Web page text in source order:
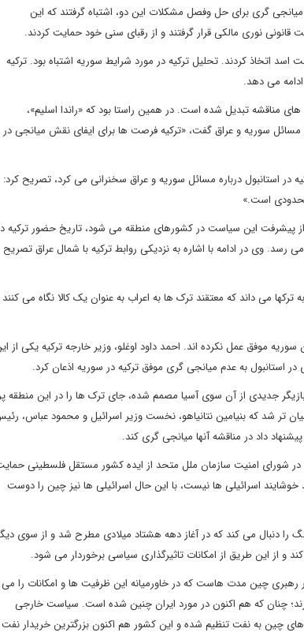
گری برای حل وفصل مشکلات این دو، اشتباه گرفتند که این
قانونی نوری مالکی قرار گرفتند و از رقبای سنی خود حمایت کردند.
اتخاذ کردند. تحلیل ترکیه در مورد شرایط سوریه اشتباه بود. ترکیه
می دهد.
مناقشه تبدیل شده است. در همین راستا بود که «راندا اسلیم»،
مسائل سوریه و عراق گفت، «ترکیه فرصت ها برای ایفای نقش میانجی در
در استانبول درباره مسائل سوریه و عراق سخنرانی می کرد، تصریح کرد:
است.»
از پیشرفت این سیاست در کشورهای منطقه می شود، تاریخ حضور ترکیه
وی در ادامه با اشاره به نزدیکی روابط ترکیه با شمال عراق تصریح
می داند که معتقند ترک ها به اعراب به عنوان یک کالا نگاه می
موفق عمل نکرده اند. احمد داود اوغلو، وزیر خارجه ترکیه یکی از
استانبول به عدم میانجی گری موفق ترکیه در سوریه اذعان کرد.
جدیدی از آن سوی آسیا مصمم شده، جای ترک ها را در این منطقه پر
شد که بنیامین نتانیاهو، نخست وزیر اسرائیل و محمود عباس،
داد در مناقشه آنها میانجی گری کند.
شورای امنیت سازمان ملل متحد از ایده کشور مستقل فلسطینی
اسرائیلی ها نیست، با این حال اسرائیلی ها نیز چین را دوست
دنبال می کند که در آغاز دهه هشتاد میلادی مطرح شد و از سوی
و از این طریق از امکانات تاثیرگذاری سیاسی برخوردار می شود.
در رهبری چین مدت هاست که در خاورمیانه این ظرفیت ها و امکانات را می
چنان که هم اکنون در مورد ایران چنین شده است. سیاست خارجی
چین به نفت تنظیم شده و این کشور هم اکنون بزرگترین خریدار نفت